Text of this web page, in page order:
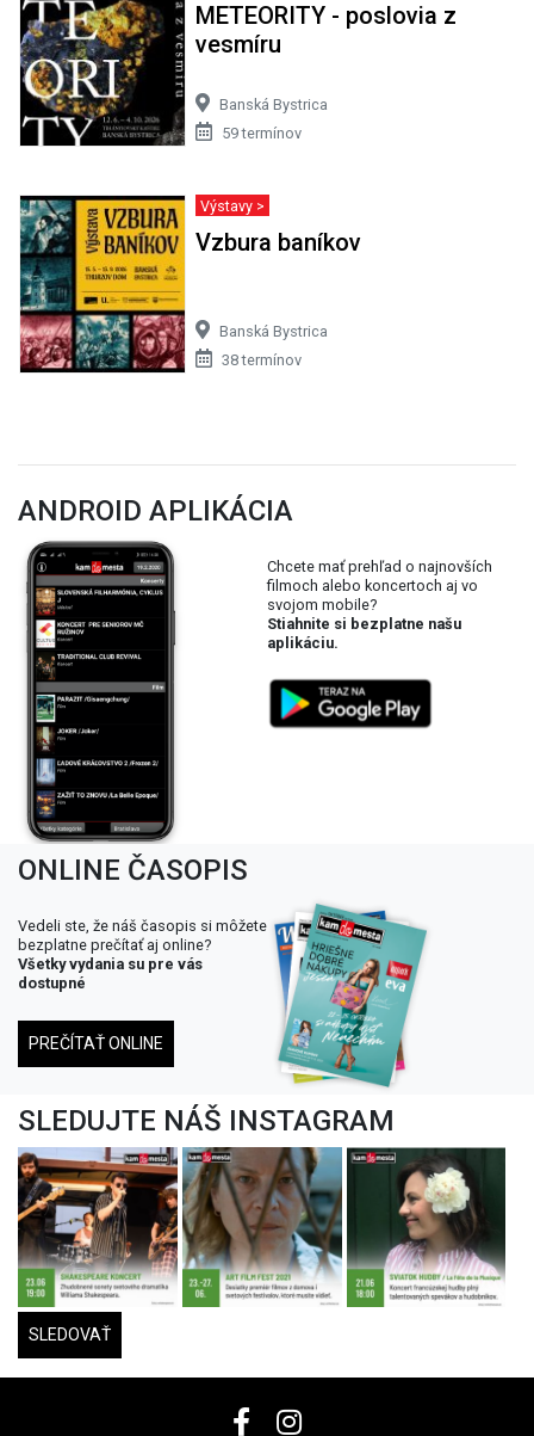
METEORITY - poslovia z
vesmíru
Banská Bystrica
59 termínov
Výstavy >
Vzbura baníkov
Banská Bystrica
38 termínov
ANDROID APLIKÁCIA
Chcete mať prehľad o najnovších
filmoch alebo koncertoch aj vo
svojom mobile?
Stiahnite si bezplatne našu
aplikáciu.
ONLINE ČASOPIS
Vedeli ste, že náš časopis si môžete
bezplatne prečítať aj online?
Všetky vydania su pre vás
dostupné
PREČÍTAŤ ONLINE
SLEDUJTE NÁŠ INSTAGRAM
SLEDOVAŤ